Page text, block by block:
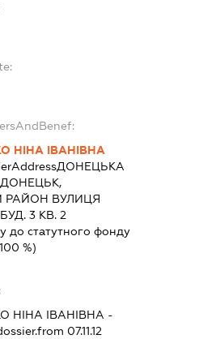
НІНА ІВАНІВНА
ДОНЕЦЬКА
ДОНЕЦЬК,
РАЙОН ВУЛИЦЯ
3 КВ. 2
до статутного фонду
%)
НІНА ІВАНІВНА -
07.11.12